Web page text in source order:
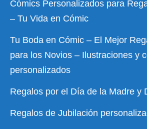
Cómics Personalizados para
– Tu Vida en Cómic
Tu Boda en Cómic – El Mejor
para los Novios – Ilustraciones y
personalizados
Regalos por el Día de la Madre y
Regalos de Jubilación